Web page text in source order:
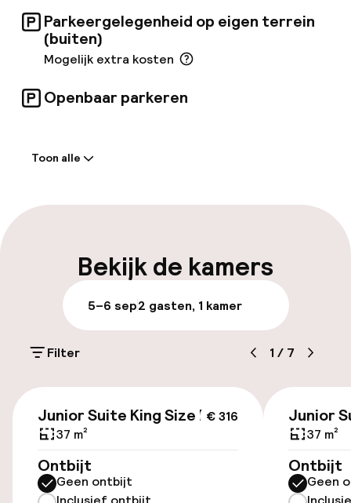
Parkeergelegenheid op eigen terrein
(buiten)
Mogelijk extra kosten
Openbaar parkeren
Parkeergelegenheid op eigen terrein
(buiten)
Mogelijk extra kosten
Openbaar parkeren
locatie
Fietsenstalling
Toegankelijkheid
Toon alle
Bekijk de kamers
5–6 sep2 gasten, 1 kamer
Filter 1 / 7
€ 316
Junior Suite King Size Bed
37 m²
Ontbijt
Geen ontbijt
Junior
37 m²
Ontbijt
Geen